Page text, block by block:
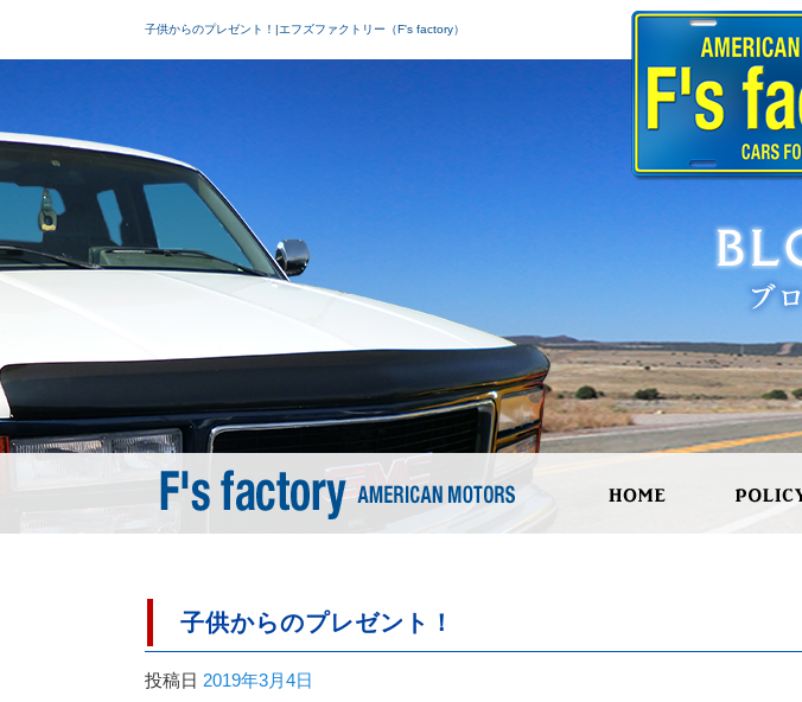
子供からのプレゼント！|エフズファクトリー（F's factory）
子供からのプレゼント！
投稿日 2019年3月4日